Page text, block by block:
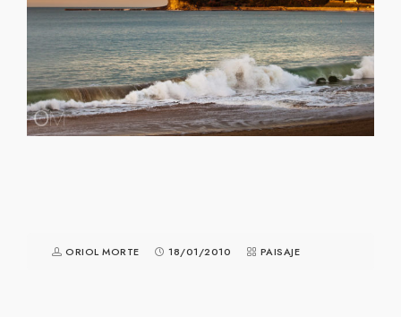
ORIOL MORTE 18/01/2010 PAISAJE